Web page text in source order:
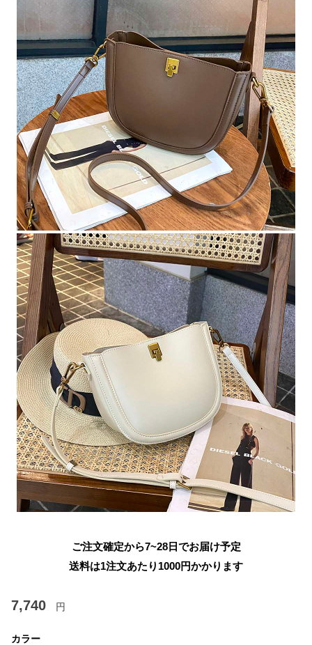
ご注文確定から7~28日でお届け予定
送料は1注文あたり 1000円かかります
7,740 円
カラー